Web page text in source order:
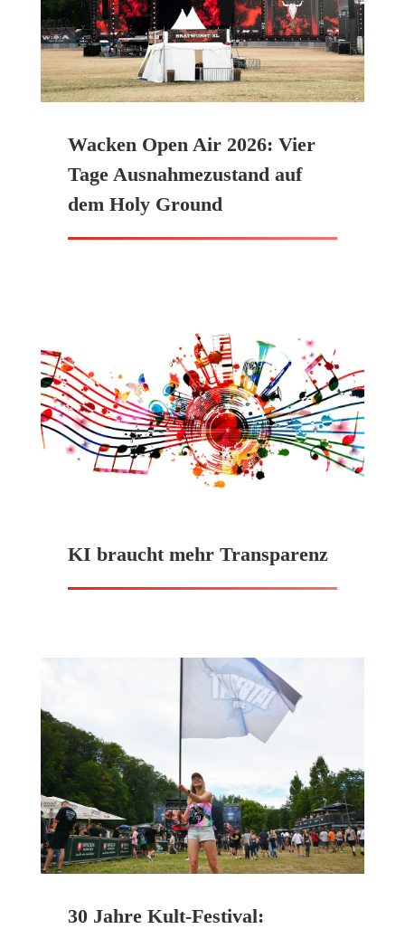
Wacken Open Air 2026: Vier
Tage Ausnahmezustand auf
dem Holy Ground
KI braucht mehr Transparenz
30 Jahre Kult-Festival: